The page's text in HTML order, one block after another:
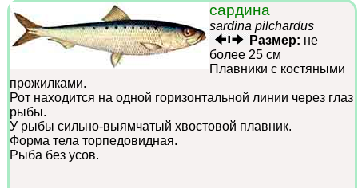
сардина
sardina pilchardus
Размер: не
более 25 см
Плавники с костяными
прожилками.
Рот находится на одной горизонтальной линии через глаз
рыбы.
У рыбы сильно-выямчатый хвостовой плавник.
Форма тела торпедовидная.
Рыба без усов.